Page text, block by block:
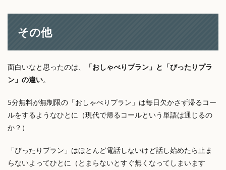
その他
面白いなと思ったのは、
「おしゃべりプラン」と「びったりプラ
ン」の違い。
5分無料が無制限の「おしゃべりプラン」は毎日欠かさず帰るコー
ルをするようなひとに（現代で帰るコールという単語は通じるの
か？）
「ぴったりプラン」はほとんど電話しないけど話し始めたら止ま
らないよってひとに（とまらないとすぐ無くなってしまいます